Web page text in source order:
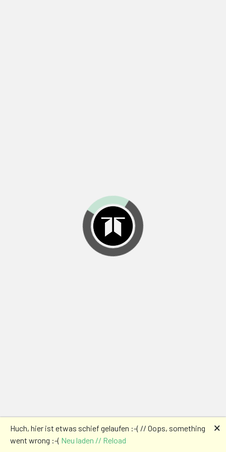
Huch, hier ist etwas schief gelaufen :-( // Oops, something
went wrong :-( Neu laden // Reload
🗙